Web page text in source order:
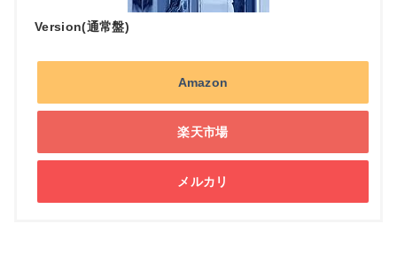
Version(通常盤)
Amazon
楽天市場
メルカリ